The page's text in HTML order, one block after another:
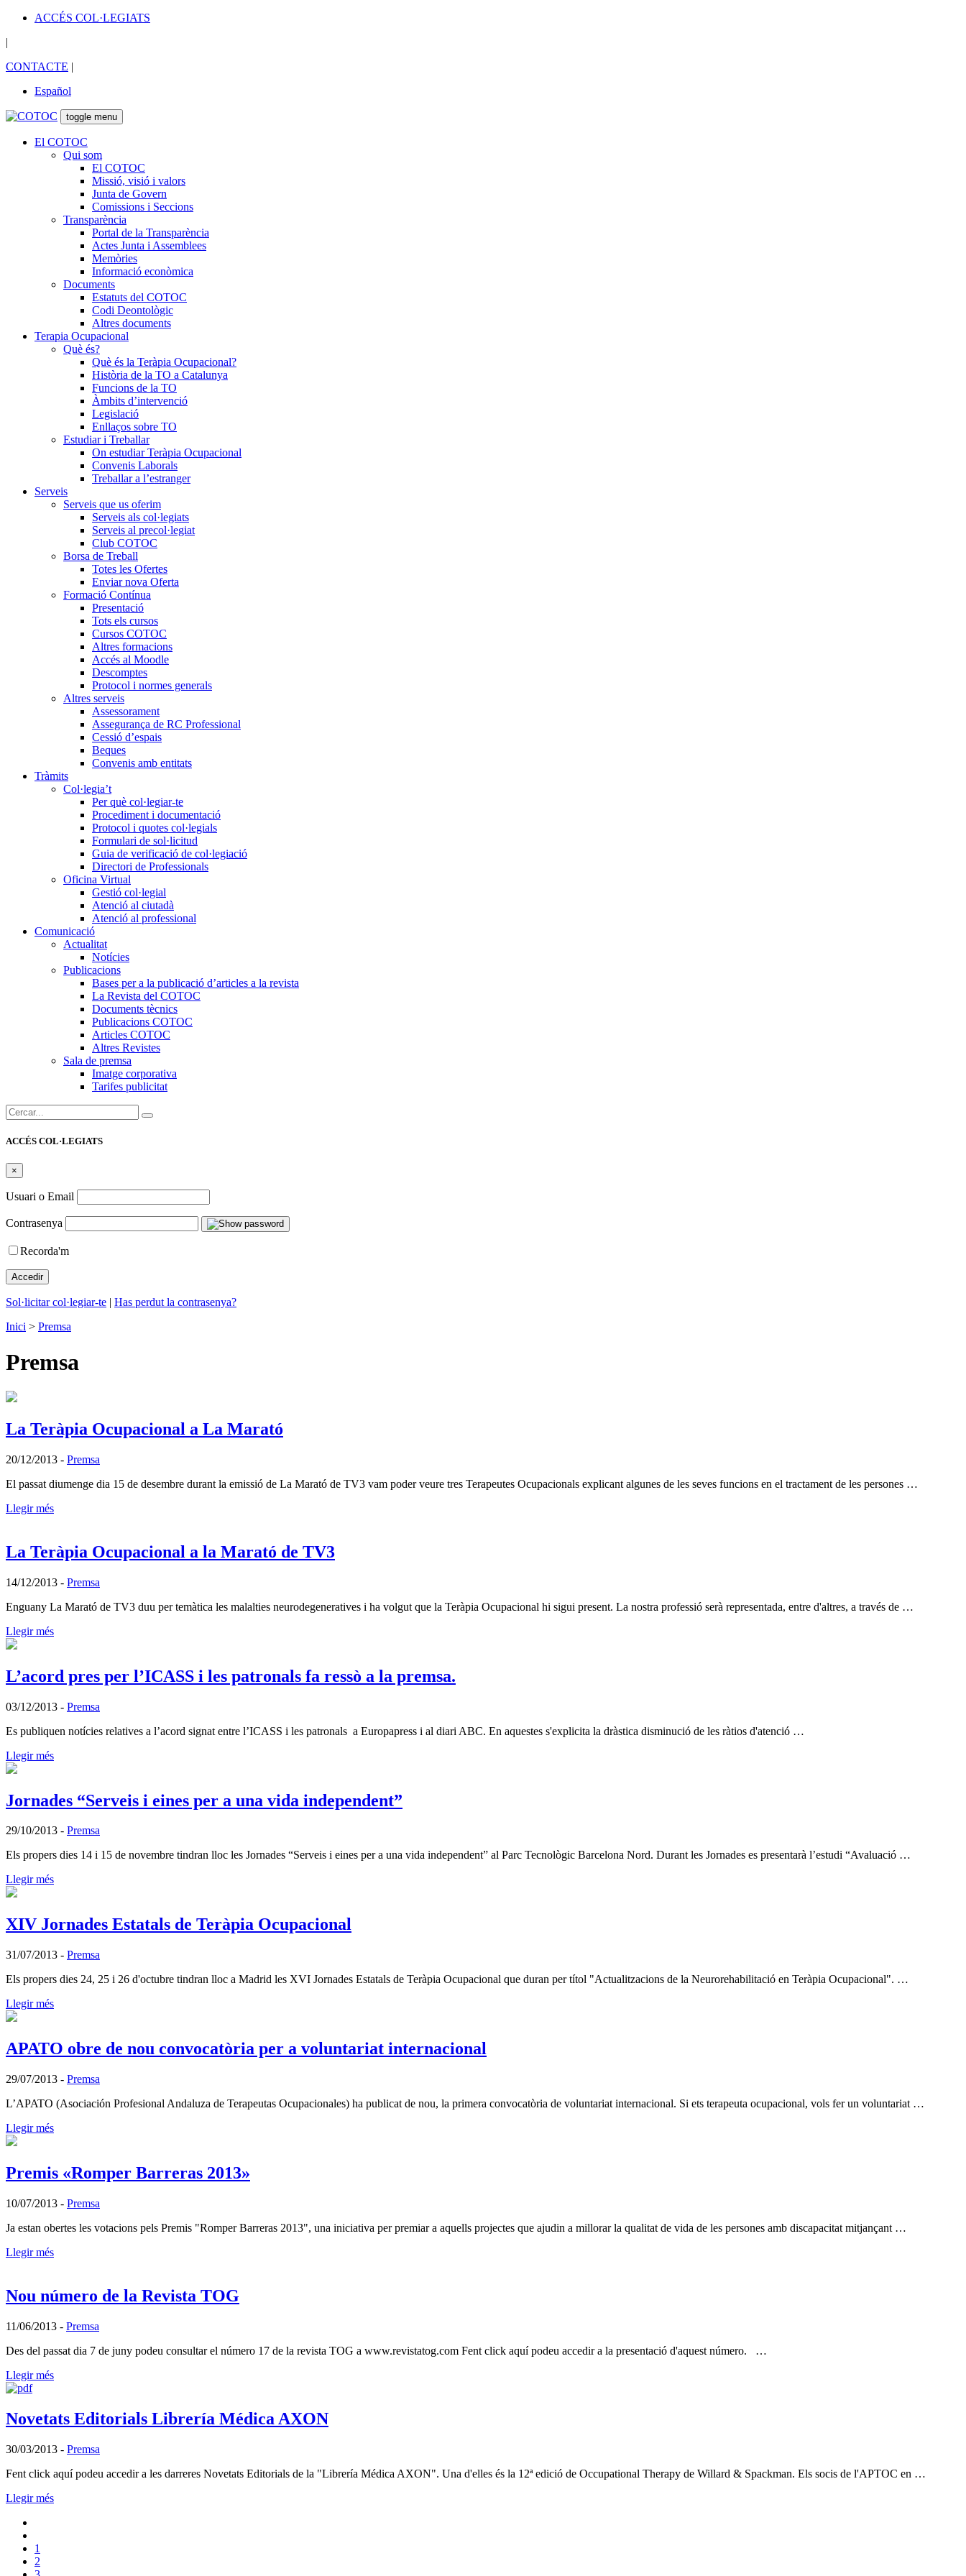
ACCÉS COL·LEGIATS
|
CONTACTE |
Español
toggle menu
El COTOC
Qui som
El COTOC
Missió, visió i valors
Junta de Govern
Comissions i Seccions
Transparència
Portal de la Transparència
Actes Junta i Assemblees
Memòries
Informació econòmica
Documents
Estatuts del COTOC
Codi Deontològic
Altres documents
Terapia Ocupacional
Què és?
Què és la Teràpia Ocupacional?
Història de la TO a Catalunya
Funcions de la TO
Àmbits d’intervenció
Legislació
Enllaços sobre TO
Estudiar i Treballar
On estudiar Teràpia Ocupacional
Convenis Laborals
Treballar a l’estranger
Serveis
Serveis que us oferim
Serveis als col·legiats
Serveis al precol·legiat
Club COTOC
Borsa de Treball
Totes les Ofertes
Enviar nova Oferta
Formació Contínua
Presentació
Tots els cursos
Cursos COTOC
Altres formacions
Accés al Moodle
Descomptes
Protocol i normes generals
Altres serveis
Assessorament
Assegurança de RC Professional
Cessió d’espais
Beques
Convenis amb entitats
Tràmits
Col·legia’t
Per què col·legiar-te
Procediment i documentació
Protocol i quotes col·legials
Formulari de sol·licitud
Guia de verificació de col·legiació
Directori de Professionals
Oficina Virtual
Gestió col·legial
Atenció al ciutadà
Atenció al professional
Comunicació
Actualitat
Notícies
Publicacions
Bases per a la publicació d’articles a la revista
La Revista del COTOC
Documents tècnics
Publicacions COTOC
Articles COTOC
Altres Revistes
Sala de premsa
Imatge corporativa
Tarifes publicitat
Cercar:
ACCÉS COL·LEGIATS
×
Usuari o Email
Contrasenya
Recorda'm
Sol·licitar col·legiar-te | Has perdut la contrasenya?
Inici > Premsa
Premsa
La Teràpia Ocupacional a La Marató
20/12/2013 - Premsa
El passat diumenge dia 15 de desembre durant la emissió de La Marató de TV3 vam poder veure tres Terapeutes Ocupacionals explicant algunes de les seves funcions en el tractament de les persones …
Llegir més
La Teràpia Ocupacional a la Marató de TV3
14/12/2013 - Premsa
Enguany La Marató de TV3 duu per temàtica les malalties neurodegeneratives i ha volgut que la Teràpia Ocupacional hi sigui present. La nostra professió serà representada, entre d'altres, a través de …
Llegir més
L’acord pres per l’ICASS i les patronals fa ressò a la premsa.
03/12/2013 - Premsa
Es publiquen notícies relatives a l’acord signat entre l’ICASS i les patronals a Europapress i al diari ABC. En aquestes s'explicita la dràstica disminució de les ràtios d'atenció …
Llegir més
Jornades “Serveis i eines per a una vida independent”
29/10/2013 - Premsa
Els propers dies 14 i 15 de novembre tindran lloc les Jornades “Serveis i eines per a una vida independent” al Parc Tecnològic Barcelona Nord. Durant les Jornades es presentarà l’estudi “Avaluació …
Llegir més
XIV Jornades Estatals de Teràpia Ocupacional
31/07/2013 - Premsa
Els propers dies 24, 25 i 26 d'octubre tindran lloc a Madrid les XVI Jornades Estatals de Teràpia Ocupacional que duran per títol "Actualitzacions de la Neurorehabilitació en Teràpia Ocupacional". …
Llegir més
APATO obre de nou convocatòria per a voluntariat internacional
29/07/2013 - Premsa
L’APATO (Asociación Profesional Andaluza de Terapeutas Ocupacionales) ha publicat de nou, la primera convocatòria de voluntariat internacional. Si ets terapeuta ocupacional, vols fer un voluntariat …
Llegir més
Premis «Romper Barreras 2013»
10/07/2013 - Premsa
Ja estan obertes les votacions pels Premis "Romper Barreras 2013", una iniciativa per premiar a aquells projectes que ajudin a millorar la qualitat de vida de les persones amb discapacitat mitjançant …
Llegir més
Nou número de la Revista TOG
11/06/2013 - Premsa
Des del passat dia 7 de juny podeu consultar el número 17 de la revista TOG a www.revistatog.com Fent click aquí podeu accedir a la presentació d'aquest número. …
Llegir més
Novetats Editorials Librería Médica AXON
30/03/2013 - Premsa
Fent click aquí podeu accedir a les darreres Novetats Editorials de la "Librería Médica AXON". Una d'elles és la 12ª edició de Occupational Therapy de Willard & Spackman. Els socis de l'APTOC en …
Llegir més
1
2